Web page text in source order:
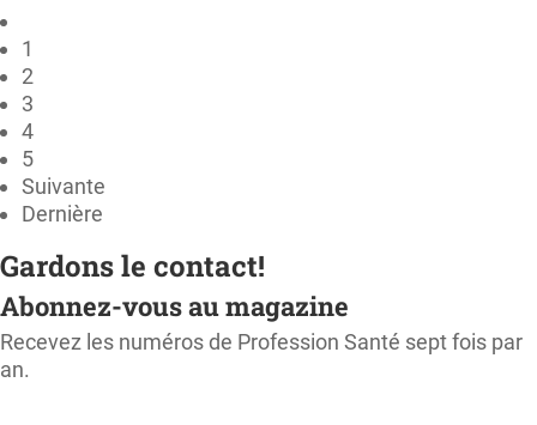
1
2
3
4
5
Suivante
Dernière
Gardons le contact!
Abonnez-vous au magazine
Recevez les numéros de Profession Santé sept fois par
an.